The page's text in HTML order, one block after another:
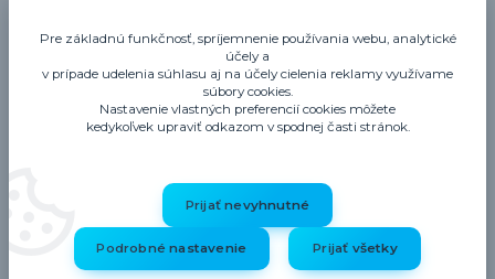
E-shopy
gastrozariadenie.sk
gastrohygiena.sk
thermo-future-box.sk
Upravit sběr cookies.
Pre základnú funkčnosť, spríjemnenie používania webu, analytické
účely a
v prípade udelenia súhlasu aj na účely cielenia reklamy využívame
súbory cookies.
Nastavenie vlastných preferencií cookies môžete
kedykoľvek upraviť odkazom v spodnej časti stránok.
Prijať nevyhnutné
Podrobné nastavenie Prijať všetky